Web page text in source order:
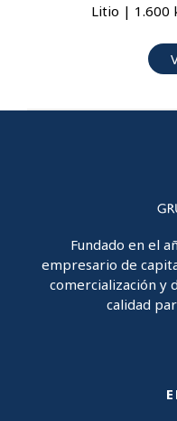
Litio | 1.600
Fundado en el
empresario de
comercialización y
calidad